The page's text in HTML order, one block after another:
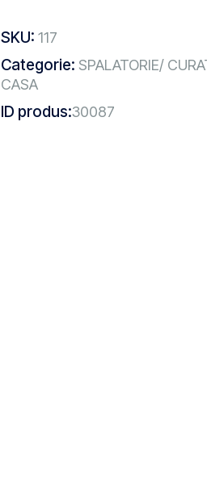
SKU: 117
Categorie: SPALATORIE/
CASA
ID produs:30087